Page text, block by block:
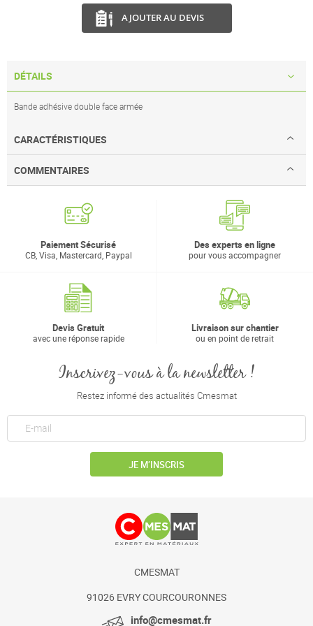
AJOUTER AU DEVIS
DÉTAILS
Bande adhésive double face armée
CARACTÉRISTIQUES
COMMENTAIRES
Paiement Sécurisé
CB, Visa, Mastercard, Paypal
Des experts en ligne
pour vous accompagner
Devis Gratuit
avec une réponse rapide
Livraison sur chantier
ou en point de retrait
Inscrivez-vous à la newsletter !
Restez informé des actualités Cmesmat
JE M’INSCRIS
CMESMAT
91026 EVRY COURCOURONNES
info@cmesmat.fr